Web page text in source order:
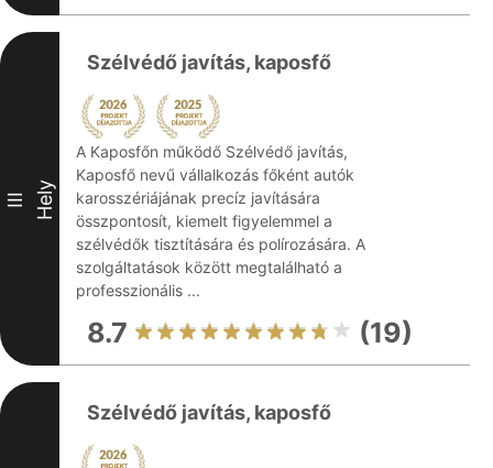
III Hely
Szélvédő javítás, kaposfő
A Kaposfőn működő Szélvédő javítás,
Kaposfő nevű vállalkozás főként autók
karosszériájának precíz javítására
összpontosít, kiemelt figyelemmel a
szélvédők tisztítására és polírozására. A
szolgáltatások között megtalálható a
professzionális ...
8.7 (19)
Szélvédő javítás, kaposfő